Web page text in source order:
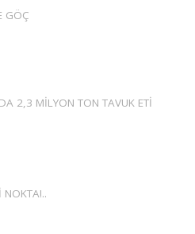
GÖÇ
2,3 MİLYON TON TAVUK ETİ
NOKTA!..